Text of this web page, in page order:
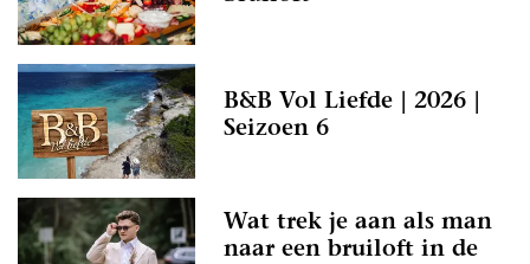
B&B Vol Liefde | 2026 |
Seizoen 6
Wat trek je aan als man
naar een bruiloft in de